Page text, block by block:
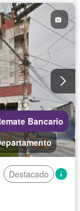
Wifi
Bancario
Destacado